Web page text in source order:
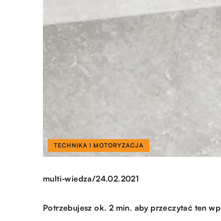
TECHNIKA I MOTORYZACJA
multi-wiedza/24.02.2021
Potrzebujesz ok. 2 min. aby przeczytać ten